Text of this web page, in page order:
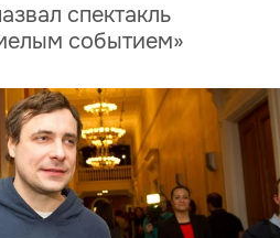
спектакль
событием»